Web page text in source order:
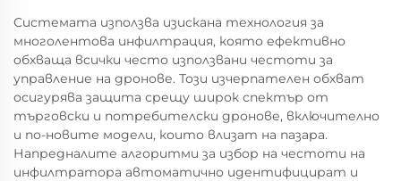
Системата използва изискана технология за
многолентова инфилтрация, която ефективно
обхваща всички често използвани честоти за
управление на дронове. Този изчерпателен обхват
осигурява защита срещу широк спектър от
търговски и потребителски дронове, включително
и по-новите модели, които влизат на пазара.
Напредналите алгоритми за избор на честоти на
инфилтратора автоматично идентифицират и